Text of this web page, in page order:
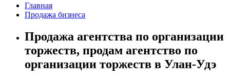
Главная
Продажа бизнеса
Продажа агентства по организации
торжеств, продам агентство по
организации торжеств в Улан-Удэ